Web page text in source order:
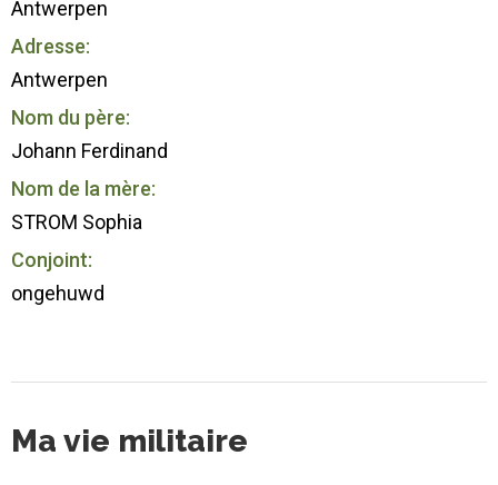
Antwerpen
Adresse:
Antwerpen
Nom du père:
Johann Ferdinand
Nom de la mère:
STROM Sophia
Conjoint:
ongehuwd
Ma vie militaire